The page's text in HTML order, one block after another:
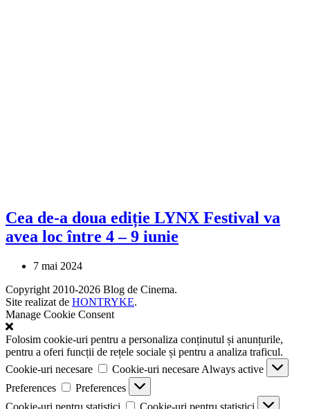
Cea de-a doua ediție LYNX Festival va
avea loc între 4 – 9 iunie
7 mai 2024
Copyright 2010-2026 Blog de Cinema.
Site realizat de HONTRYKE.
Manage Cookie Consent
Folosim cookie-uri pentru a personaliza conținutul și anunțurile,
pentru a oferi funcții de rețele sociale și pentru a analiza traficul.
Cookie-uri necesare
Cookie-uri necesare Always active
Preferences
Preferences
Cookie-uri pentru statistici
Cookie-uri pentru statistici